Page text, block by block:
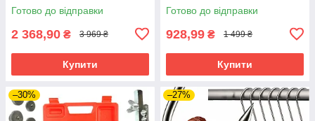
Готово до відправки
2 368,90 ₴ 3 969 ₴
Купити
Готово до відправки
928,99 ₴ 1 499 ₴
Купити
–30% –27%